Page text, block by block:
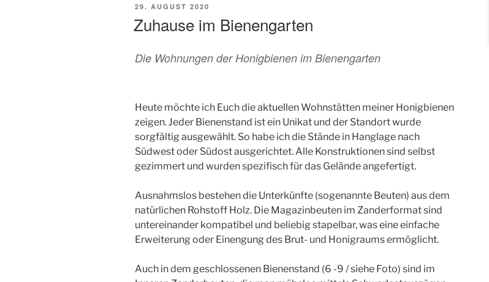
b
o
k
l
n
VERÖFFENTLICHT
29. AUGUST 2020
Zuhause im Bienengarten
Die Wohnungen der Honigbienen im Bienengarten
Heute möchte ich Euch die aktuellen Wohnstätten meiner Honigbienen
zeigen. Jeder Bienenstand ist ein Unikat und der Standort wurde
sorgfältig ausgewählt. So habe ich die Stände in Hanglage nach
Südwest oder Südost ausgerichtet. Alle Konstruktionen sind selbst
gezimmert und wurden spezifisch für das Gelände angefertigt.
Ausnahmslos bestehen die Unterkünfte (sogenannte Beuten) aus dem
natürlichen Rohstoff Holz. Die Magazinbeuten im Zanderformat sind
untereinander kompatibel und beliebig stapelbar, was eine einfache
Erweiterung oder Einengung des Brut- und Honigraums ermöglicht.
Auch in dem geschlossenen Bienenstand (6 -9 / siehe Foto) sind im